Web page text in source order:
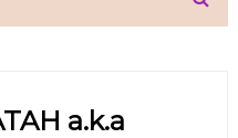
a.k.a